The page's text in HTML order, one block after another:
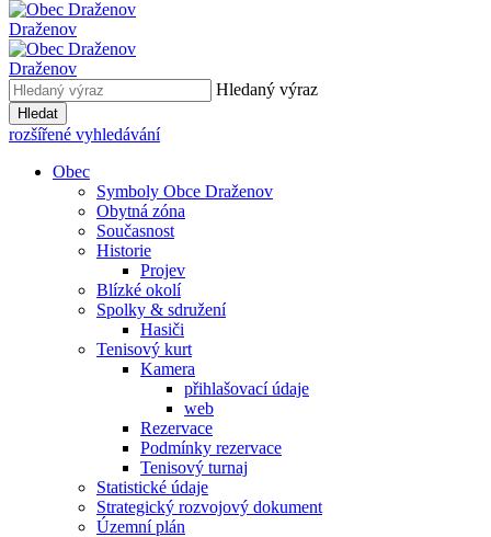
Draženov
Draženov
Hledaný výraz
Hledat
rozšířené vyhledávání
Obec
Symboly Obce Draženov
Obytná zóna
Současnost
Historie
Projev
Blízké okolí
Spolky & sdružení
Hasiči
Tenisový kurt
Kamera
přihlašovací údaje
web
Rezervace
Podmínky rezervace
Tenisový turnaj
Statistické údaje
Strategický rozvojový dokument
Územní plán